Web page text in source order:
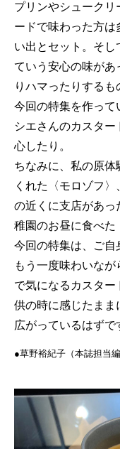
プリンやシュークリ
ードで味わった方
い出とセット。そし
ていう安心の味があ
りハマったりするも
今回の特集を作って
シエさんのカスタ
心したり。
ちなみに、私の原体
くれた〈モロゾフ
の近くに支店があっ
稚園のお昼に食べた
今回の特集は、ご自
もう一度味わいな
で気になるカスタ
供の時に感じたまま
広がっているはずで
●草野裕紀子（本誌担当編